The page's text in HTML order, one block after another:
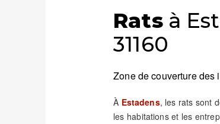
Ratsà
31160
Zone de couverture des
À Estadens, les rats sont
les habitations et les